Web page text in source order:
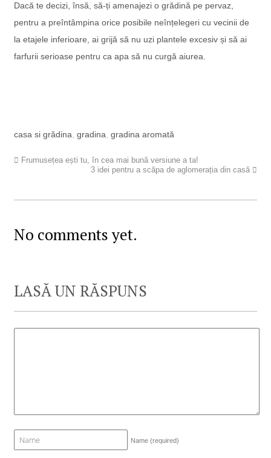
Dacă te decizi, însă, să-ți amenajezi o grădină pe pervaz,
pentru a preîntâmpina orice posibile neînțelegeri cu vecinii de
la etajele inferioare, ai grijă să nu uzi plantele excesiv și să ai
farfurii serioase pentru ca apa să nu curgă aiurea.
casa si grădina, gradina, gradina aromată
Frumusețea ești tu, în cea mai bună versiune a ta!
3 idei pentru a scăpa de aglomerația din casă
No comments yet.
LASĂ UN RĂSPUNS
Name (required)